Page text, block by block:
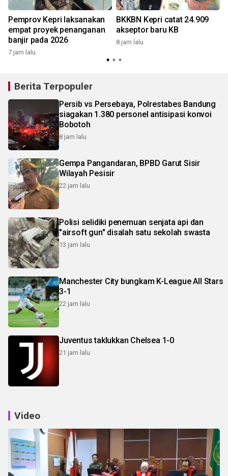
Pemprov Kepri laksanakan
empat proyek penanganan
banjir pada 2026
7 jam lalu
BKKBN Kepri catat 24.909
akseptor baru KB
8 jam lalu
Berita Terpopuler
Persib vs Persebaya, Polrestabes Bandung
siagakan 1.380 personel antisipasi konvoi
Bobotoh
8 jam lalu
Gempa Pangandaran, BPBD Garut Sisir
Wilayah Pesisir
22 jam lalu
Polisi selidiki penemuan senjata api dan
"airsoft gun" disalah satu sekolah swasta
13 jam lalu
Manchester City bungkam K-League All Stars
3-1
22 jam lalu
Juventus taklukkan Chelsea 1-0
21 jam lalu
Video